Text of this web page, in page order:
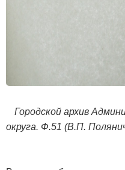
Городской архив
округа. Ф.51 (В.П.